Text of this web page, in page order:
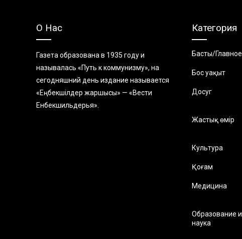
О Нас
Газета образована в 1935 году и
называлась «Путь к коммунизму», на
сегодняшний день издание называется
«Еңбекшiлдер жаршысы» — «Вести
Енбекшильдерья».
Категория
Басты/Главное
Бос уақыт
Досуг
Жастық өмір
Культура
Қоғам
Медицина
Образование и
наука